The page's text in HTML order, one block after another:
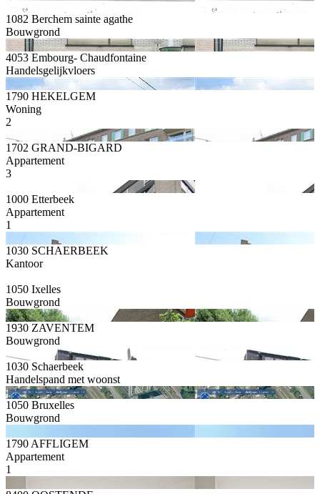
1082 Berchem sainte agathe
Bouwgrond
4053 Embourg- Chaudfontaine
Handelsgelijkvloers
1790 HEKELGEM
Woning
2
1702 GRAND-BIGARD
Appartement
3
1000 Etterbeek
Appartement
1
1030 SCHAERBEEK
Kantoor
1050 Ixelles
Bouwgrond
1930 ZAVENTEM
Bouwgrond
1030 Schaerbeek
Handelspand met woonst
1050 Bruxelles
Bouwgrond
1790 AFFLIGEM
Appartement
1